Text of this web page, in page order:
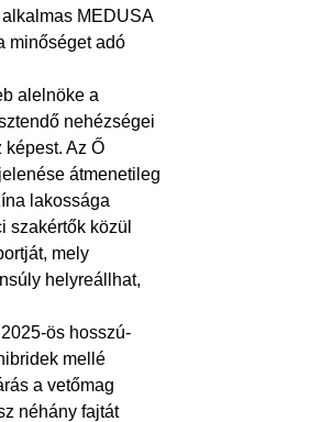
MEDUSA
minőséget adó
alelnöke a
nehézségei
Az Ő
átmenetileg
lakossága
szakértők közül
mely
helyreállhat,
ös hosszú-
mellé
a vetőmag
néhány fajtát